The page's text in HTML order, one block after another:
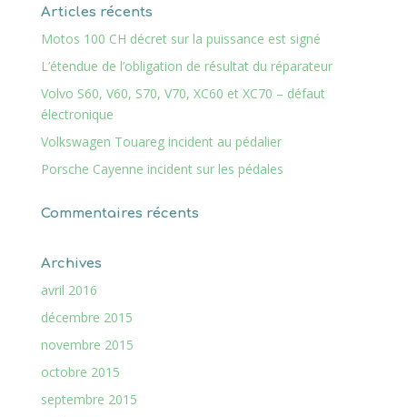
Articles récents
Motos 100 CH décret sur la puissance est signé
L’étendue de l’obligation de résultat du réparateur
Volvo S60, V60, S70, V70, XC60 et XC70 – défaut
électronique
Volkswagen Touareg incident au pédalier
Porsche Cayenne incident sur les pédales
Commentaires récents
Archives
avril 2016
décembre 2015
novembre 2015
octobre 2015
septembre 2015